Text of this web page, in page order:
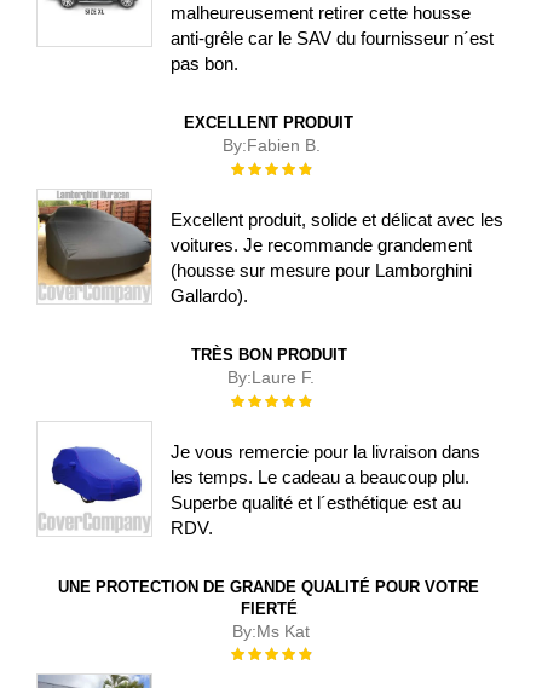
malheureusement retirer cette housse
anti-grêle car le SAV du fournisseur n´est
pas bon.
EXCELLENT PRODUIT
By:Fabien B.
Évaluation :
Excellent produit, solide et délicat avec les
voitures. Je recommande grandement
(housse sur mesure pour Lamborghini
Gallardo).
TRÈS BON PRODUIT
By:Laure F.
Évaluation :
Je vous remercie pour la livraison dans
les temps. Le cadeau a beaucoup plu.
Superbe qualité et l´esthétique est au
RDV.
UNE PROTECTION DE GRANDE QUALITÉ POUR VOTRE
FIERTÉ
By:Ms Kat
Évaluation :